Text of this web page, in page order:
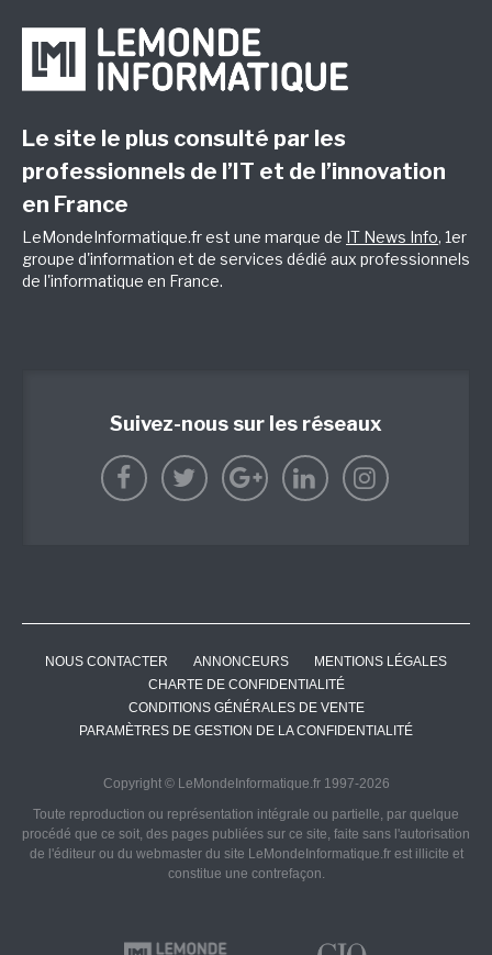
Le site le plus consulté par les
professionnels de l’IT et de l’innovation
en France
LeMondeInformatique.fr est une marque de IT News Info, 1er
groupe d'information et de services dédié aux professionnels
de l'informatique en France.
Suivez-nous sur les réseaux
NOUS CONTACTER ANNONCEURS
MENTIONS LÉGALES
CHARTE DE CONFIDENTIALITÉ
CONDITIONS GÉNÉRALES DE VENTE
PARAMÈTRES DE GESTION DE LA CONFIDENTIALITÉ
Copyright © LeMondeInformatique.fr 1997-2026
Toute reproduction ou représentation intégrale ou partielle, par quelque
procédé que ce soit, des pages publiées sur ce site, faite sans l'autorisation
de l'éditeur ou du webmaster du site LeMondeInformatique.fr est illicite et
constitue une contrefaçon.